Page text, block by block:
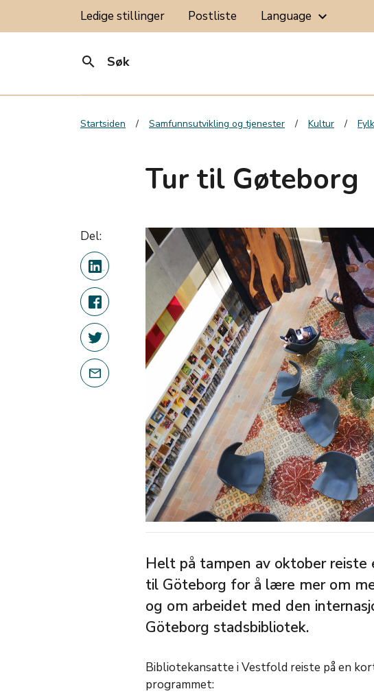
Ledige stillinger Postliste Language keyboard_arrow_down
search Søk
Startsiden Samfunnsutvikling og tjenester Kultur
Tur til Gøteborg
Del:
Helt på tampen av oktober
til Göteborg for å lære mer om
og om arbeidet med den
Göteborg stadsbibliotek.
Bibliotekansatte i Vestfold reiste på en
programmet: